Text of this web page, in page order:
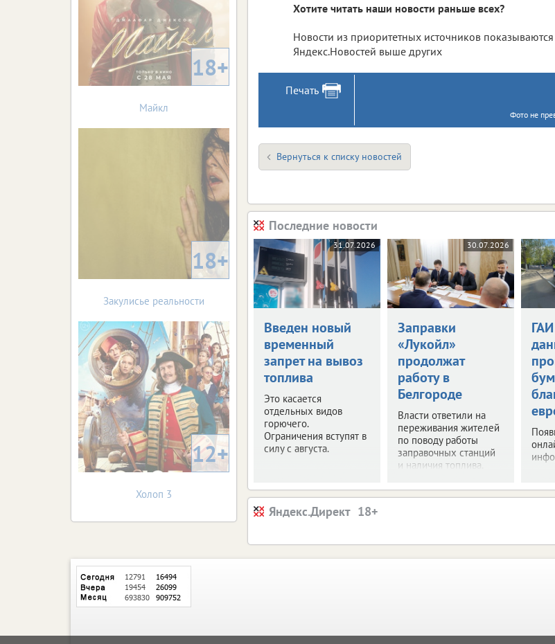
Хотите читать наши новости раньше всех?
Новости из приоритетных источников показываются
Яндекс.Новостей выше других
Печать
Фото не
Вернуться к списку новостей
Последние новости
31.07.2026
Введен новый
временный
запрет на вывоз
топлива
Это касается
отдельных видов
горючего.
Ограничения вступят в
силу с августа.
30.07.2026
Заправки
«Лукойл»
продолжат
работу в
Белгороде
Власти ответили на
переживания жителей
по поводу работы
заправочных станций
и наличия топлива.
Яндекс.Директ
18+
Майкл
18+
Закулисье реальности
12+
Холоп 3